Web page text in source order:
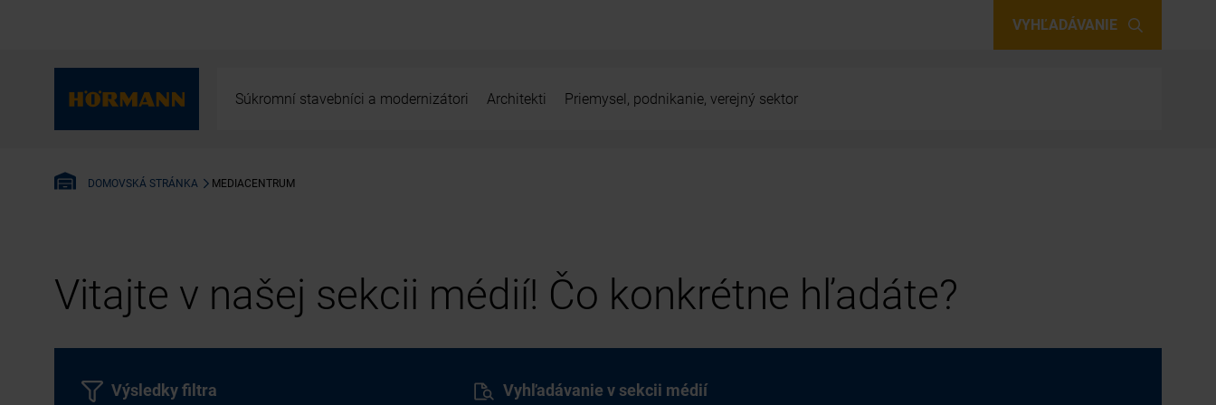
VYHĽADÁVANIE
Súkromní stavebníci a modernizátori Architekti Priemysel, podnikanie, verejný sektor
DOMOVSKÁ STRÁNKA MEDIACENTRUM
Vitajte v našej sekcii médií! Čo konkrétne hľadáte?
Vyhľadávanie v sekcii médií
Výsledky filtra